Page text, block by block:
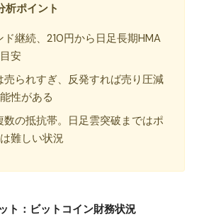
析ポイント
継続、210円から日足長期HMA
安
売られすぎ、反発すれば売り圧減
性がある
数の抵抗帯。日足雲突破まではポ
難しい状況
ト：ビットコイン財務状況